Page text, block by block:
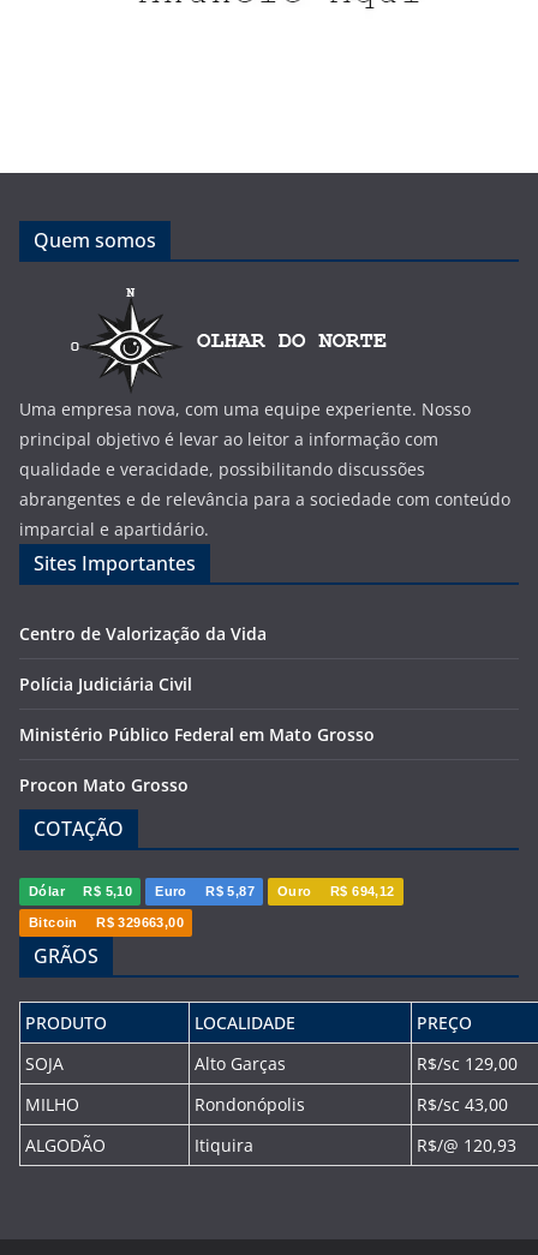
Quem somos
Uma empresa nova, com uma equipe experiente. Nosso
principal objetivo é levar ao leitor a informação com
qualidade e veracidade, possibilitando discussões
abrangentes e de relevância para a sociedade com conteúdo
imparcial e apartidário.
Sites Importantes
Centro de Valorização da Vida
Polícia Judiciária Civil
Ministério Público Federal em Mato Grosso
Procon Mato Grosso
COTAÇÃO
Dólar R$ 5,10 Euro R$ 5,87 Ouro R$ 694,12
Bitcoin R$ 329663,00
GRÃOS
PRODUTO LOCALIDADE
PREÇO
SOJA
Alto Garças
R$/sc 129,00
MILHO
Rondonópolis
R$/sc 43,00
ALGODÃO
Itiquira R$/@ 120,93